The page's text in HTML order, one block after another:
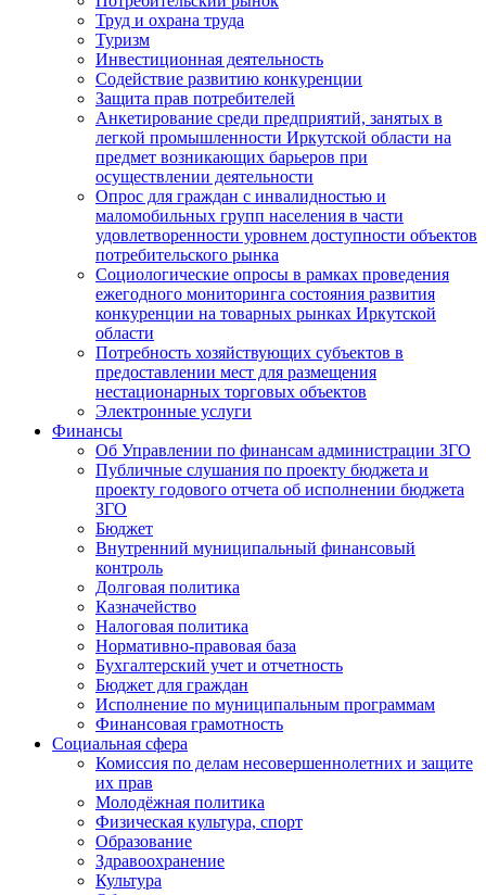
Труд и охрана труда
Туризм
Инвестиционная деятельность
Содействие развитию конкуренции
Защита прав потребителей
Анкетирование среди предприятий, занятых в
легкой промышленности Иркутской области на
предмет возникающих барьеров при
осуществлении деятельности
Опрос для граждан с инвалидностью и
маломобильных групп населения в части
удовлетворенности уровнем доступности объектов
потребительского рынка
Социологические опросы в рамках проведения
ежегодного мониторинга состояния развития
конкуренции на товарных рынках Иркутской
области
Потребность хозяйствующих субъектов в
предоставлении мест для размещения
нестационарных торговых объектов
Электронные услуги
Финансы
Об Управлении по финансам администрации ЗГО
Публичные слушания по проекту бюджета и
проекту годового отчета об исполнении бюджета
ЗГО
Бюджет
Внутренний муниципальный финансовый
контроль
Долговая политика
Казначейство
Налоговая политика
Нормативно-правовая база
Бухгалтерский учет и отчетность
Бюджет для граждан
Исполнение по муниципальным программам
Финансовая грамотность
Социальная сфера
Комиссия по делам несовершеннолетних и защите
их прав
Молодёжная политика
Физическая культура, спорт
Образование
Здравоохранение
Культура